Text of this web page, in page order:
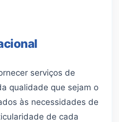
serviços de
qualidade que sejam o
às necessidades de
de cada